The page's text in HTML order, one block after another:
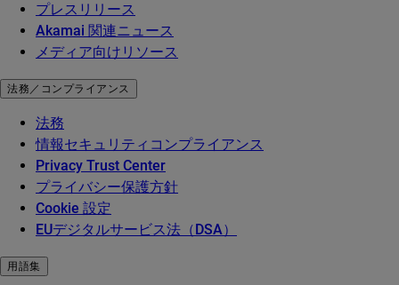
プレスリリース
Akamai 関連ニュース
メディア向けリソース
法務／コンプライアンス
法務
情報セキュリティコンプライアンス
Privacy Trust Center
プライバシー保護方針
Cookie 設定
EUデジタルサービス法（DSA）
用語集